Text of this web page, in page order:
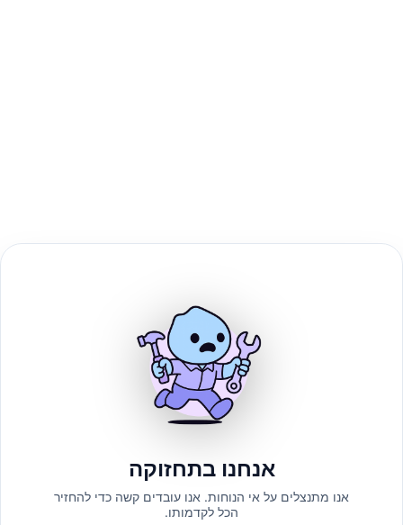
אנחנו בתחזוקה
אנו מתנצלים על אי הנוחות. אנו עובדים קשה כדי להחזיר
הכל לקדמותו.